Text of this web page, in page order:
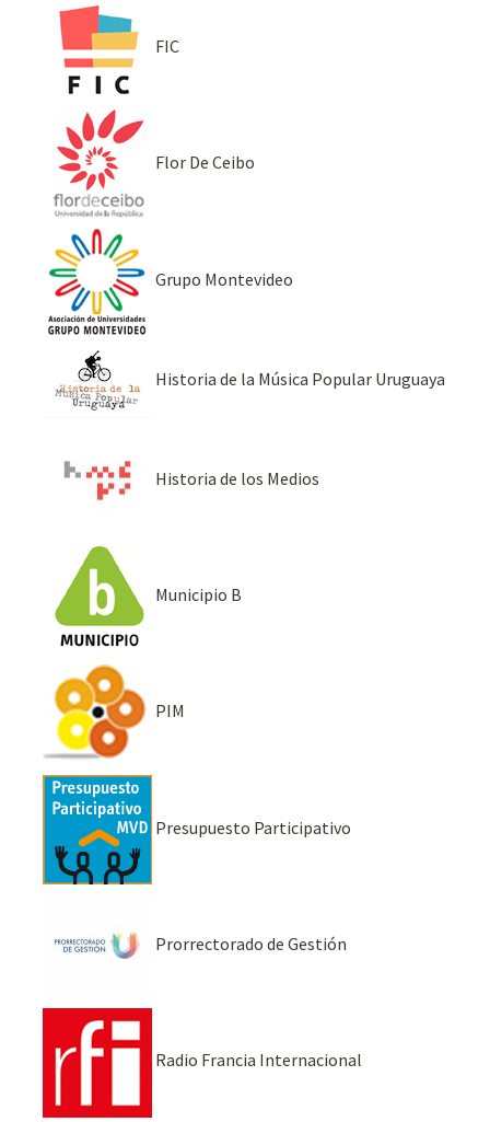
FIC
Flor De Ceibo
Grupo Montevideo
Historia de la Música Popular Uruguaya
Historia de los Medios
Municipio B
PIM
Presupuesto Participativo
Prorrectorado de Gestión
Radio Francia Internacional